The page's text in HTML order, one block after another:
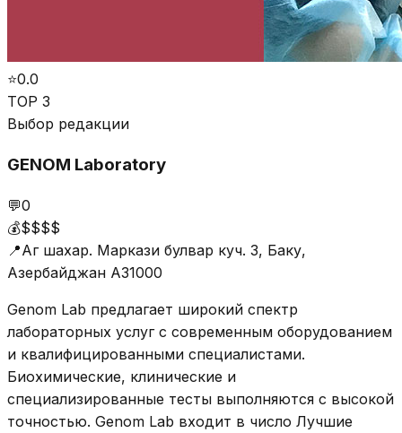
⭐0.0
TOP 3
Выбор редакции
GENOM Laboratory
💬0
💰$$$$
📍Аг шахар. Маркази булвар куч. 3, Баку,
Азербайджан АЗ1000
Genom Lab предлагает широкий спектр
лабораторных услуг с современным оборудованием
и квалифицированными специалистами.
Биохимические, клинические и
специализированные тесты выполняются с высокой
точностью. Genom Lab входит в число Лучшие